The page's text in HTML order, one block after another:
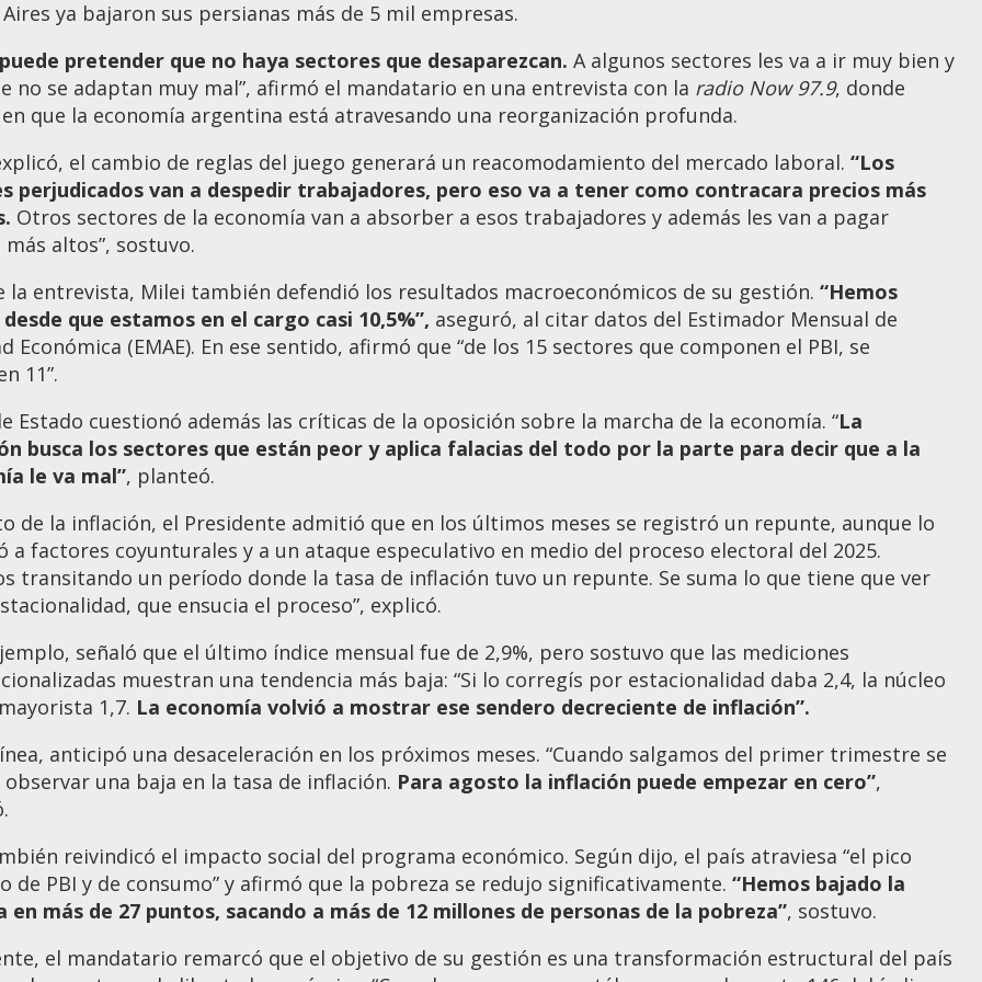
ya bajaron sus persianas más de 5 mil empresas.
pretender que no haya sectores que desaparezcan. A algunos sectores les va a ir muy bien y
no se adaptan muy mal”, afirmó el mandatario en una entrevista con la radio Now 97.9, donde
que la economía argentina está atravesando una reorganización profunda.
el cambio de reglas del juego generará un reacomodamiento del mercado laboral. “Los
perjudicados van a despedir trabajadores, pero eso va a tener como contracara precios más
Otros sectores de la economía van a absorber a esos trabajadores y además les van a pagar
altos”, sostuvo.
la entrevista, Milei también defendió los resultados macroeconómicos de su gestión. “Hemos
que estamos en el cargo casi 10,5%”, aseguró, al citar datos del Estimador Mensual de
Económica (EMAE). En ese sentido, afirmó que “de los 15 sectores que componen el PBI, se
11”.
Estado cuestionó además las críticas de la oposición sobre la marcha de la economía. “La
busca los sectores que están peor y aplica falacias del todo por la parte para decir que a la
le va mal”, planteó.
de la inflación, el Presidente admitió que en los últimos meses se registró un repunte, aunque lo
a factores coyunturales y a un ataque especulativo en medio del proceso electoral del 2025.
transitando un período donde la tasa de inflación tuvo un repunte. Se suma lo que tiene que ver
que ensucia el proceso”, explicó.
señaló que el último índice mensual fue de 2,9%, pero sostuvo que las mediciones
muestran una tendencia más baja: “Si lo corregís por estacionalidad daba 2,4, la núcleo
1,7. La economía volvió a mostrar ese sendero decreciente de inflación”.
anticipó una desaceleración en los próximos meses. “Cuando salgamos del primer trimestre se
una baja en la tasa de inflación. Para agosto la inflación puede empezar en cero”,
reivindicó el impacto social del programa económico. Según dijo, el país atraviesa “el pico
de PBI y de consumo” y afirmó que la pobreza se redujo significativamente. “Hemos bajado la
en más de 27 puntos, sacando a más de 12 millones de personas de la pobreza”, sostuvo.
el mandatario remarcó que el objetivo de su gestión es una transformación estructural del país